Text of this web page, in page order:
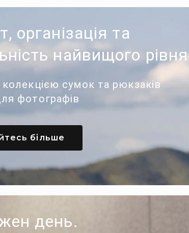
організація та
найвищого рівня
сумок та рюкзаків
фотографів
більше
день.